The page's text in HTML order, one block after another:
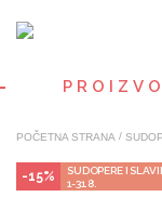
POČETNA STRANA /
-15%
SUDOPERE I
1-31.8.